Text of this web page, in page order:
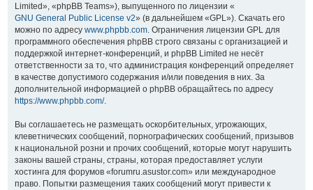
Limited», «phpBB Teams»), выпущенного по лицензии «
GNU General Public License v2» (в дальнейшем «GPL»). Скачать его
можно по адресу www.phpbb.com. Ограничения лицензии GPL для
программного обеспечения phpBB строго связаны с организацией и
поддержкой интернет-конференций, и phpBB Limited не несёт
ответственности за то, что администрация конференций определяет
в качестве допустимого содержания и/или поведения в них. За
дополнительной информацией о phpBB обращайтесь по адресу
https://www.phpbb.com/.
Вы соглашаетесь не размещать оскорбительных, угрожающих,
клеветнических сообщений, порнографических сообщений, призывов
к национальной розни и прочих сообщений, которые могут нарушить
законы вашей страны, страны, которая предоставляет услуги
хостинга для форумов «forumru.asustor.com» или международное
право. Попытки размещения таких сообщений могут привести к